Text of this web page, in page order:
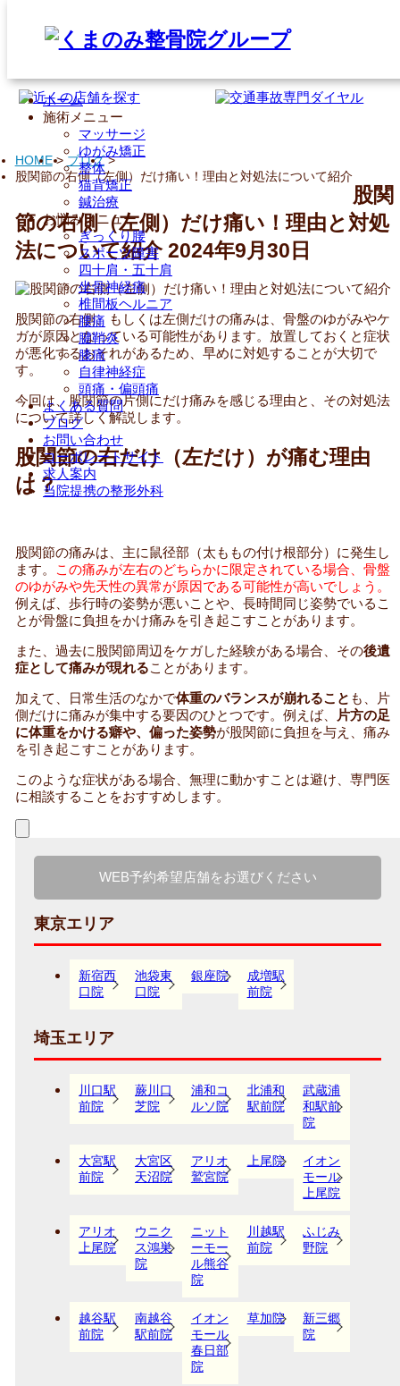
ホーム
施術メニュー
マッサージ
ゆがみ矯正
整体
猫背矯正
鍼治療
お悩みメニュー
ぎっくり腰
スポーツ障害
四十肩・五十肩
坐骨神経痛
椎間板ヘルニア
腰痛
腱鞘炎
膝痛
自律神経症
頭痛・偏頭痛
よくある質問
ブログ
お問い合わせ
コーポレートサイト
求人案内
当院提携の整形外科
HOME> ブログ>
股関節の右側（左側）だけ痛い！理由と対処法について紹介
股関
節の右側（左側）だけ痛い！理由と対処
法について紹介 2024年9月30日
股関節の右側、もしくは左側だけの痛みは、骨盤のゆがみやケ
ガが原因となっている可能性があります。放置しておくと症状
が悪化するおそれがあるため、早めに対処することが大切で
す。
今回は、股関節の片側にだけ痛みを感じる理由と、その対処法
について詳しく解説します。
股関節の右だけ（左だけ）が痛む理由
は？
股関節の痛みは、主に鼠径部（太ももの付け根部分）に発生し
ます。
この痛みが左右のどちらかに限定されている場合、骨盤
のゆがみや先天性の異常が原因である可能性が高いでしょう。
例えば、歩行時の姿勢が悪いことや、長時間同じ姿勢でいるこ
とが骨盤に負担をかけ痛みを引き起こすことがあります。
また、過去に股関節周辺をケガした経験がある場合、その後遺
症として痛みが現れることがあります。
加えて、日常生活のなかで体重のバランスが崩れること も、片
側だけに痛みが集中する要因のひとつです。例えば、
片方の足
に体重をかける癖や、偏った姿勢が股関節に負担を与え、痛み
を引き起こすことがあります。
このような症状がある場合、無理に動かすことは避け、専門医
に相談することをおすすめします。
WEB予約希望店舗をお選びください
東京エリア
新宿西
口院
池袋東
口院
銀座院
成増駅
前院
埼玉エリア
川口駅
前院
蕨川口
芝院
浦和コ
ルソ院
北浦和
駅前院
武蔵浦
和駅前
院
大宮駅
前院
大宮区
天沼院
アリオ
鷲宮院
上尾院
イオン
モール
上尾院
アリオ
上尾院
ウニク
ス鴻巣
院
ニット
ーモー
ル熊谷
院
川越駅
前院
ふじみ
野院
越谷駅
前院
南越谷
駅前院
イオン
モール
春日部
院
草加院
新三郷
院